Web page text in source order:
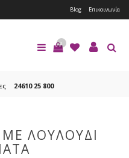
Blog Επικοινωνία
0
24610 25 800
ΛΟΥΛΟΥΔΙ